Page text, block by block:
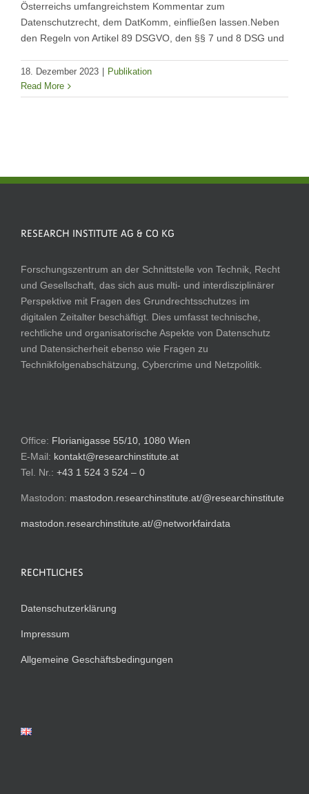
Österreichs umfangreichstem Kommentar zum
Datenschutzrecht, dem DatKomm, einfließen lassen.Neben
den Regeln von Artikel 89 DSGVO, den §§ 7 und 8 DSG und
18. Dezember 2023
Publikation
Read More
RESEARCH INSTITUTE AG & CO KG
Forschungszentrum an der Schnittstelle von Technik, Recht
und Gesellschaft, das sich aus multi- und interdisziplinärer
Perspektive mit Fragen des Grundrechtsschutzes im
digitalen Zeitalter beschäftigt. Dies umfasst technische,
rechtliche und organisatorische Aspekte von Datenschutz
und Datensicherheit ebenso wie Fragen zu
Technikfolgenabschätzung, Cybercrime und Netzpolitik.
Office: Florianigasse 55/10, 1080 Wien
E-Mail: kontakt@researchinstitute.at
Tel. Nr.: +43 1 524 3 524 – 0
Mastodon: mastodon.researchinstitute.at/@researchinstitute
mastodon.researchinstitute.at/@networkfairdata
RECHTLICHES
Datenschutzerklärung
Impressum
Allgemeine Geschäftsbedingungen